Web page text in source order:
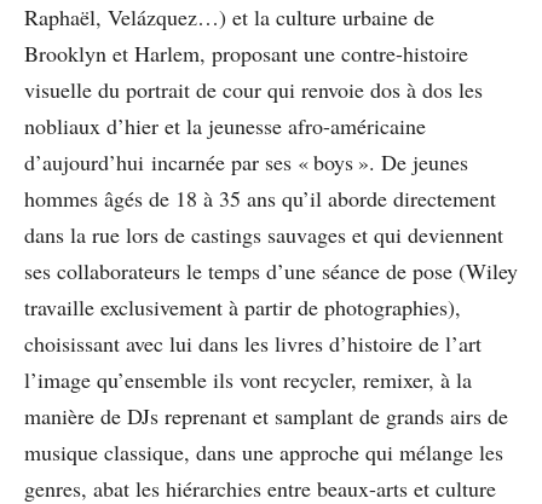
Raphaël, Velázquez…) et la culture urbaine de
Brooklyn et Harlem, proposant une contre-histoire
visuelle du portrait de cour qui renvoie dos à dos les
nobliaux d’hier et la jeunesse afro-américaine
d’aujourd’hui incarnée par ses « boys ». De jeunes
hommes âgés de 18 à 35 ans qu’il aborde directement
dans la rue lors de castings sauvages et qui deviennent
ses collaborateurs le temps d’une séance de pose (Wiley
travaille exclusivement à partir de photographies),
choisissant avec lui dans les livres d’histoire de l’art
l’image qu’ensemble ils vont recycler, remixer, à la
manière de DJs reprenant et samplant de grands airs de
musique classique, dans une approche qui mélange les
genres, abat les hiérarchies entre beaux-arts et culture